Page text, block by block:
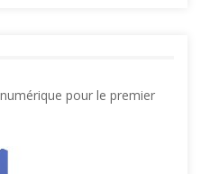
pour le premier